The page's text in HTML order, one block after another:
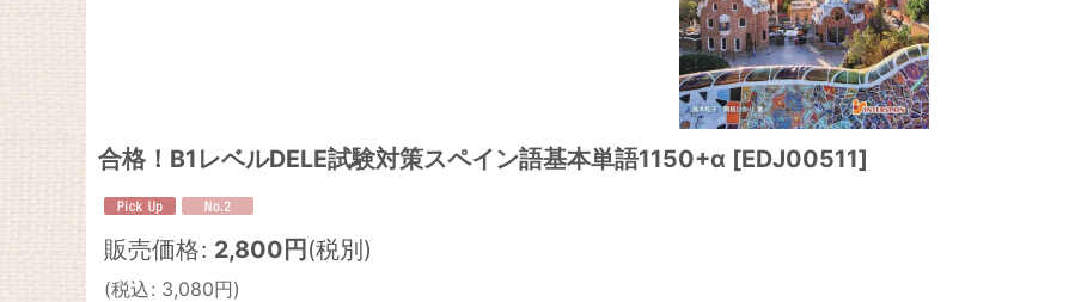
合格！B1レベルDELE試験対策スペイン語基本単語1150+α [EDJ00511]
販売価格: 2,800 円 (税別)
(税込: 3,080円)